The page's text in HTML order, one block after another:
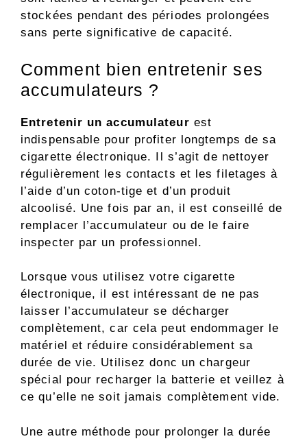
stockées pendant des périodes prolongées
sans perte significative de capacité.
Comment bien entretenir ses
accumulateurs ?
Entretenir un accumulateur est
indispensable pour profiter longtemps de sa
cigarette électronique. Il s’agit de nettoyer
régulièrement les contacts et les filetages à
l’aide d’un coton-tige et d’un produit
alcoolisé. Une fois par an, il est conseillé de
remplacer l’accumulateur ou de le faire
inspecter par un professionnel.
Lorsque vous utilisez votre cigarette
électronique, il est intéressant de ne pas
laisser l’accumulateur se décharger
complètement, car cela peut endommager le
matériel et réduire considérablement sa
durée de vie. Utilisez donc un chargeur
spécial pour recharger la batterie et veillez à
ce qu’elle ne soit jamais complètement vide.
Une autre méthode pour prolonger la durée